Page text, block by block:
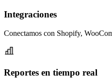
Integraciones
Conectamos con Shopify,
Reportes en tiempo real